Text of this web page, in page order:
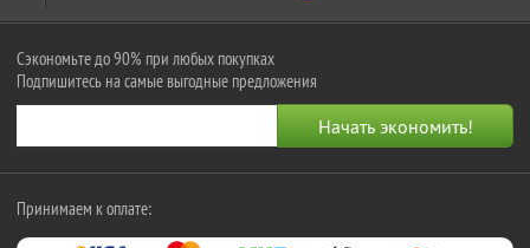
Сэкономьте до 90% при любых покупках
Подпишитесь на самые выгодные предложения
Принимаем к оплате: